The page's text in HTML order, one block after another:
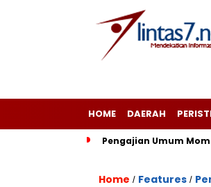
HOME DAERAH
Pengajian Umum
Home / Features /